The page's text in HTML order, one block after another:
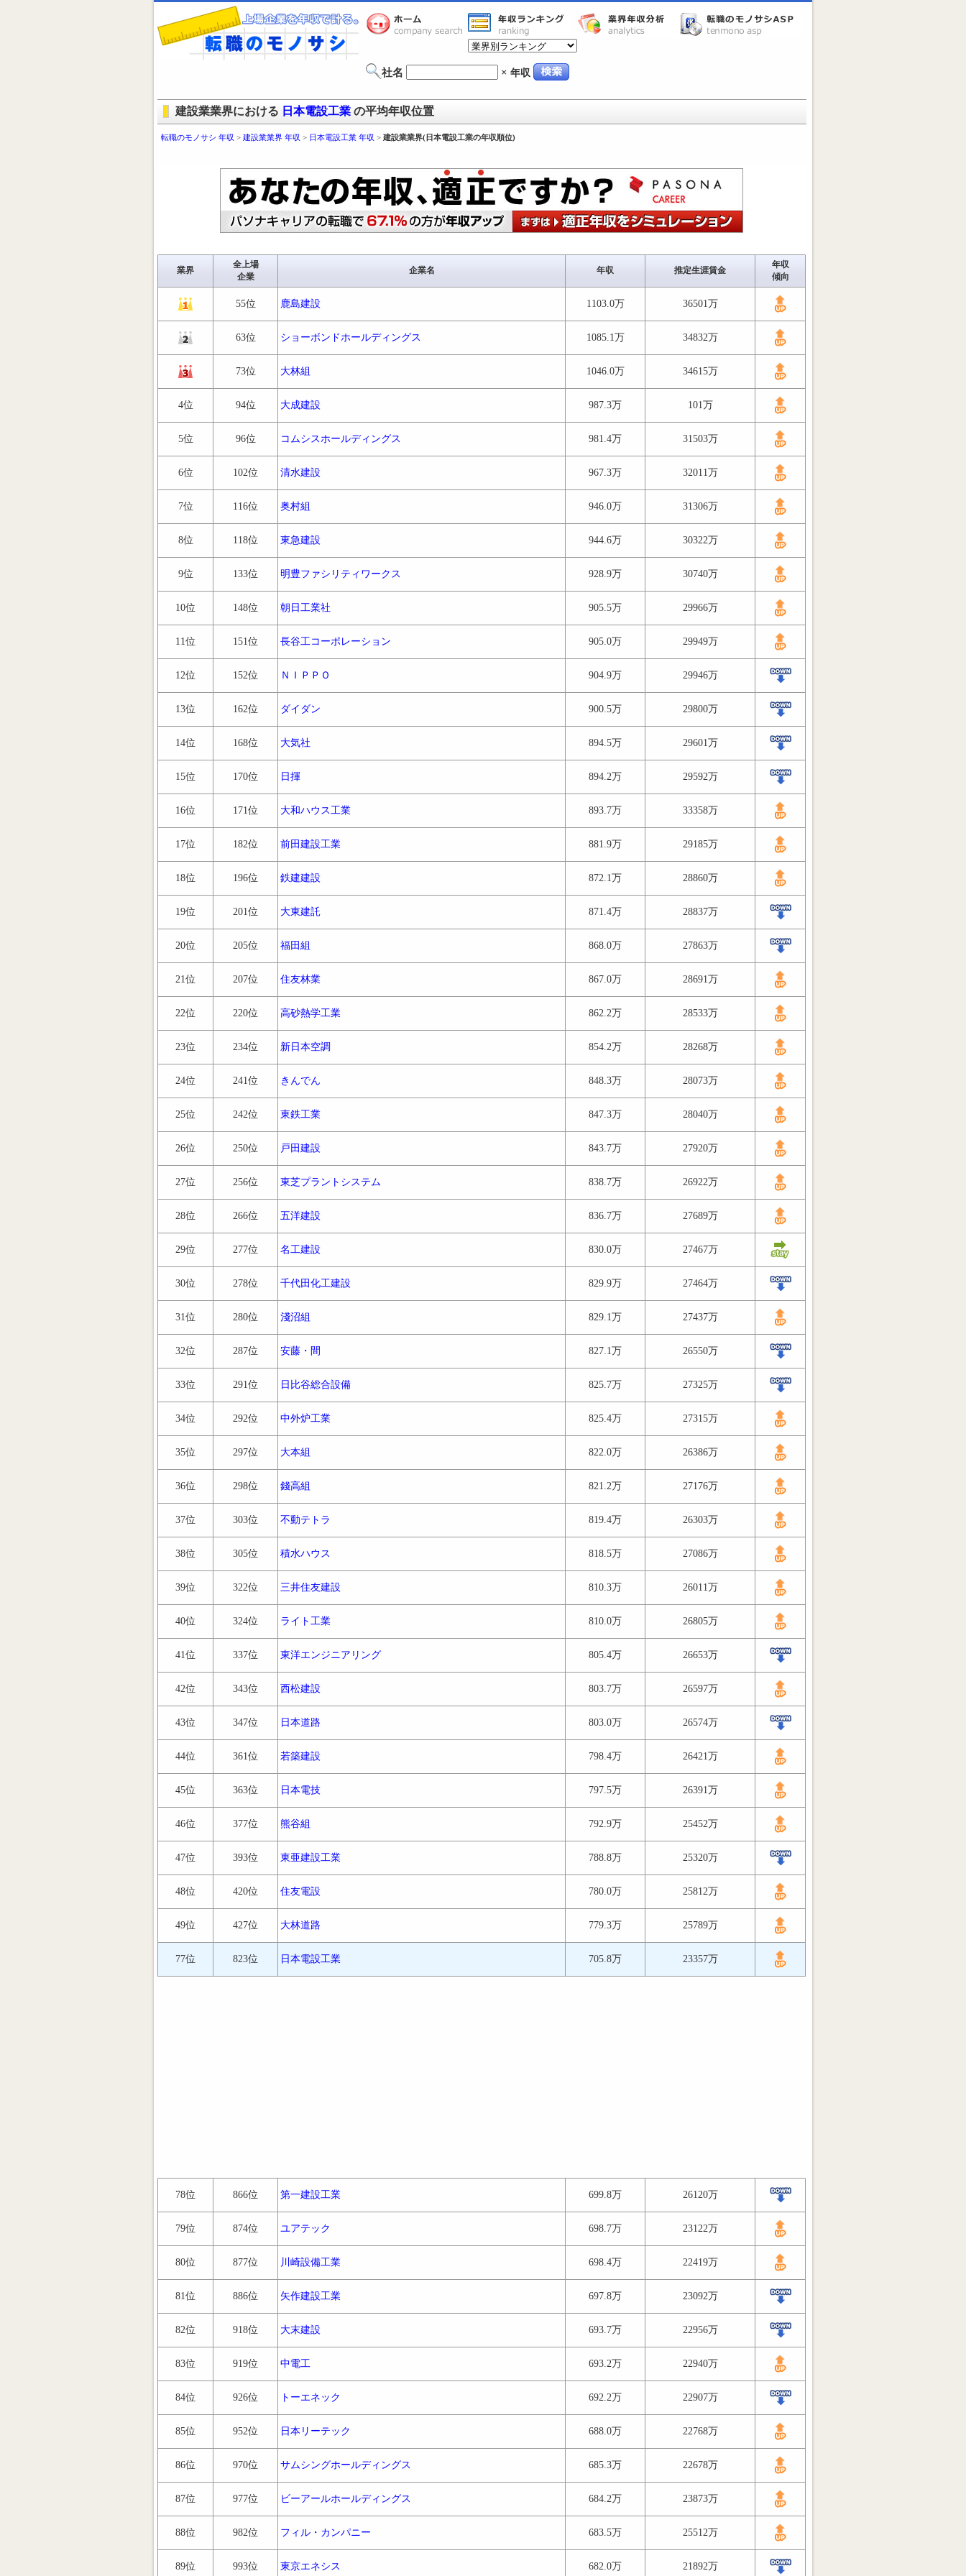
社名 × 年収
建設業業界における 日本電設工業 の平均年収位置
転職のモノサシ 年収 > 建設業業界 年収 > 日本電設工業 年収 > 建設業業界(日本電設工業の年収順位)
業界
全上場
企業
企業名 年収 推定生涯賃金
年収
傾向
55位 鹿島建設 1103.0万 36501万
63位 ショーボンドホールディングス 1085.1万 34832万
73位 大林組 1046.0万 34615万
4位 94位 大成建設 987.3万 101万
5位 96位 コムシスホールディングス 981.4万 31503万
6位 102位 清水建設 967.3万 32011万
7位 116位 奥村組 946.0万 31306万
8位 118位 東急建設 944.6万 30322万
9位 133位 明豊ファシリティワークス 928.9万 30740万
10位 148位 朝日工業社 905.5万 29966万
11位 151位 長谷工コーポレーション 905.0万 29949万
12位 152位 ＮＩＰＰＯ 904.9万 29946万
13位 162位 ダイダン 900.5万 29800万
14位 168位 大気社 894.5万 29601万
15位 170位 日揮 894.2万 29592万
16位 171位 大和ハウス工業 893.7万 33358万
17位 182位 前田建設工業 881.9万 29185万
18位 196位 鉄建建設 872.1万 28860万
19位 201位 大東建託 871.4万 28837万
20位 205位 福田組 868.0万 27863万
21位 207位 住友林業 867.0万 28691万
22位 220位 高砂熱学工業 862.2万 28533万
23位 234位 新日本空調 854.2万 28268万
24位 241位 きんでん 848.3万 28073万
25位 242位 東鉄工業 847.3万 28040万
26位 250位 戸田建設 843.7万 27920万
27位 256位 東芝プラントシステム 838.7万 26922万
28位 266位 五洋建設 836.7万 27689万
29位 277位 名工建設 830.0万 27467万
30位 278位 千代田化工建設 829.9万 27464万
31位 280位 淺沼組 829.1万 27437万
32位 287位 安藤・間 827.1万 26550万
33位 291位 日比谷総合設備 825.7万 27325万
34位 292位 中外炉工業 825.4万 27315万
35位 297位 大本組 822.0万 26386万
36位 298位 錢高組 821.2万 27176万
37位 303位 不動テトラ 819.4万 26303万
38位 305位 積水ハウス 818.5万 27086万
39位 322位 三井住友建設 810.3万 26011万
40位 324位 ライト工業 810.0万 26805万
41位 337位 東洋エンジニアリング 805.4万 26653万
42位 343位 西松建設 803.7万 26597万
43位 347位 日本道路 803.0万 26574万
44位 361位 若築建設 798.4万 26421万
45位 363位 日本電技 797.5万 26391万
46位 377位 熊谷組 792.9万 25452万
47位 393位 東亜建設工業 788.8万 25320万
48位 420位 住友電設 780.0万 25812万
49位 427位 大林道路 779.3万 25789万
77位 823位 日本電設工業 705.8万 23357万
78位 866位 第一建設工業 699.8万 26120万
79位 874位 ユアテック 698.7万 23122万
80位 877位 川崎設備工業 698.4万 22419万
81位 886位 矢作建設工業 697.8万 23092万
82位 918位 大末建設 693.7万 22956万
83位 919位 中電工 693.2万 22940万
84位 926位 トーエネック 692.2万 22907万
85位 952位 日本リーテック 688.0万 22768万
86位 970位 サムシングホールディングス 685.3万 22678万
87位 977位 ビーアールホールディングス 684.2万 23873万
88位 982位 フィル・カンパニー 683.5万 25512万
89位 993位 東京エネシス 682.0万 21892万